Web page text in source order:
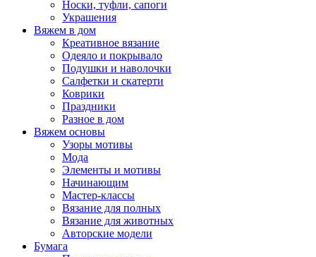
Носки, туфли, сапоги
Украшения
Вяжем в дом
Креативное вязание
Одеяло и покрывало
Подушки и наволочки
Салфетки и скатерти
Коврики
Праздники
Разное в дом
Вяжем основы
Узоры мотивы
Мода
Элементы и мотивы
Начинающим
Мастер-классы
Вязание для полных
Вязание для животных
Авторские модели
Бумага